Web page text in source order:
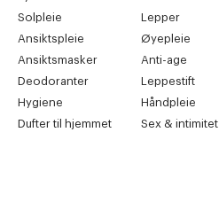
Solpleie
Lepper
Ansiktspleie
Øyepleie
Ansiktsmasker
Anti-age
Deodoranter
Leppestift
Hygiene
Håndpleie
Dufter til hjemmet
Sex & intimitet